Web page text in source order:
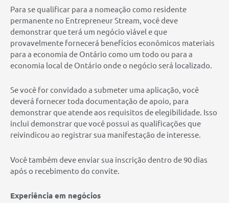
Para se qualificar para a nomeação como residente
permanente no Entrepreneur Stream, você deve
demonstrar que terá um negócio viável e que
provavelmente fornecerá benefícios econômicos materiais
para a economia de Ontário como um todo ou para a
economia local de Ontário onde o negócio será localizado.
Se você for convidado a submeter uma aplicação, você
deverá fornecer toda documentação de apoio, para
demonstrar que atende aos requisitos de elegibilidade. Isso
inclui demonstrar que você possui as qualificações que
reivindicou ao registrar sua manifestação de interesse.
Você também deve enviar sua inscrição dentro de 90 dias
após o recebimento do convite.
Experiência em negócios